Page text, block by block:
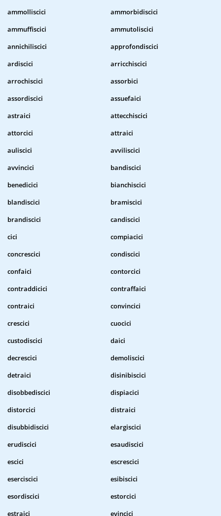
ammolliscici
ammorbidiscici
ammuffiscici
ammutoliscici
annichiliscici
approfondiscici
ardiscici
arricchiscici
arrochiscici
assorbici
assordiscici
assuefaici
astraici
attecchiscici
attorcici
attraici
auliscici
avviliscici
avvincici
bandiscici
benedicici
bianchiscici
blandiscici
bramiscici
brandiscici
candiscici
cici
compiacici
concrescici
condiscici
confaici
contorcici
contraddicici
contraffaici
contraici
convincici
crescici
cuocici
custodiscici
daici
decrescici
demoliscici
detraici
disinibiscici
disobbediscici
dispiacici
distorcici
distraici
disubbidiscici
elargiscici
erudiscici
esaudiscici
escici
escrescici
eserciscici
esibiscici
esordiscici
estorcici
estraici
evincici